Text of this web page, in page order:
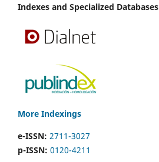
Indexes and Specialized Databases
More Indexings
e-ISSN: 2711-3027
p-ISSN: 0120-4211